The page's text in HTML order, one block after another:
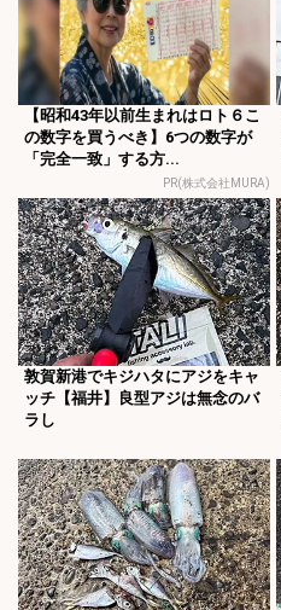
【昭和43年以前生まれはロト６こ
の数字を買うべき】6つの数字が
「完全一致」する方...
PR(株式会社MURA)
敦賀新港でキジハタにアジをキャ
ッチ【福井】良型アジは無念のバ
ラし